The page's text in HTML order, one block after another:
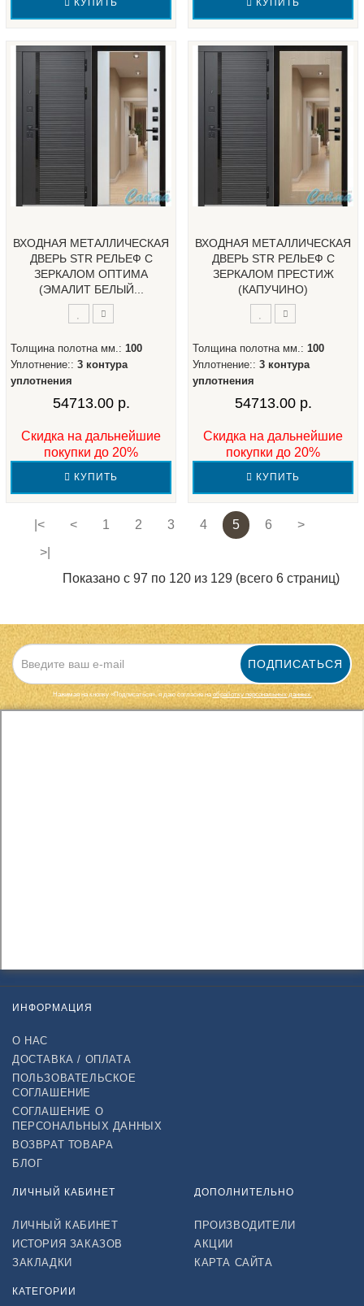
КУПИТЬ КУПИТЬ
ВХОДНАЯ МЕТАЛЛИЧЕСКАЯ
ДВЕРЬ STR РЕЛЬЕФ С
ЗЕРКАЛОМ ОПТИМА
(ЭМАЛИТ БЕЛЫЙ...
Толщина полотна мм.: 100
Уплотнение:: 3 контура
уплотнения
54713.00 р.
Скидка на дальнейшие
покупки до 20%
КУПИТЬ
ВХОДНАЯ МЕТАЛЛИЧЕСКАЯ
ДВЕРЬ STR РЕЛЬЕФ С
ЗЕРКАЛОМ ПРЕСТИЖ
(КАПУЧИНО)
Толщина полотна мм.: 100
Уплотнение:: 3 контура
уплотнения
54713.00 р.
Скидка на дальнейшие
покупки до 20%
КУПИТЬ
|< < 1 2 3 4 5 6
>
>|
Показано с 97 по 120 из 129 (всего 6 страниц)
ПОДПИСАТЬСЯ
Нажимая на кнопку «Подписаться», я даю cогласие наобработку персональных данных.
ИНФОРМАЦИЯ
О НАС
ДОСТАВКА / ОПЛАТА
ПОЛЬЗОВАТЕЛЬСКОЕ
СОГЛАШЕНИЕ
СОГЛАШЕНИЕ О
ПЕРСОНАЛЬНЫХ ДАННЫХ
ВОЗВРАТ ТОВАРА
БЛОГ
ЛИЧНЫЙ КАБИНЕТ
ЛИЧНЫЙ КАБИНЕТ
ИСТОРИЯ ЗАКАЗОВ
ЗАКЛАДКИ
ДОПОЛНИТЕЛЬНО
ПРОИЗВОДИТЕЛИ
АКЦИИ
КАРТА САЙТА
КАТЕГОРИИ